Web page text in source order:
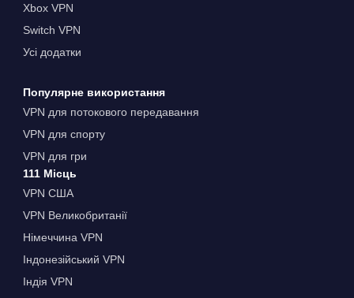
Xbox VPN
Switch VPN
Усі додатки
Популярне використання
VPN для потокового передавання
VPN для спорту
VPN для гри
111 Місць
VPN США
VPN Великобританії
Німеччина VPN
Індонезійський VPN
Індія VPN